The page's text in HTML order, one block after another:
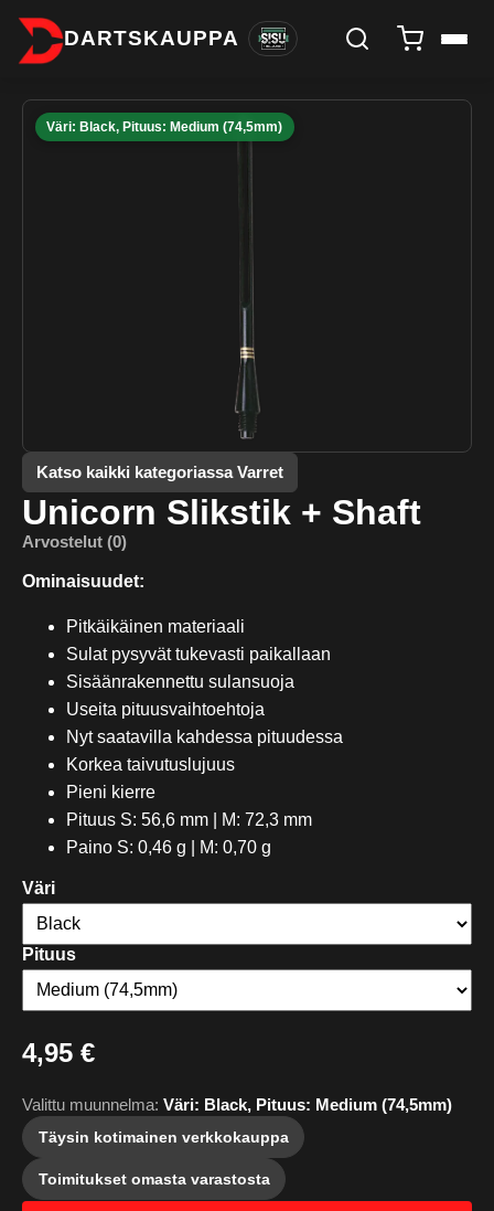
DARTSKAUPPA
Väri: Black, Pituus: Medium (74,5mm)
Katso kaikki kategoriassa Varret
Unicorn Slikstik + Shaft
Arvostelut (0)
Ominaisuudet:
Pitkäikäinen materiaali
Sulat pysyvät tukevasti paikallaan
Sisäänrakennettu sulansuoja
Useita pituusvaihtoehtoja
Nyt saatavilla kahdessa pituudessa
Korkea taivutuslujuus
Pieni kierre
Pituus S: 56,6 mm | M: 72,3 mm
Paino S: 0,46 g | M: 0,70 g
Väri
Pituus
4,95 €
Valittu muunnelma: Väri: Black, Pituus: Medium (74,5mm)
Täysin kotimainen verkkokauppa
Toimitukset omasta varastosta